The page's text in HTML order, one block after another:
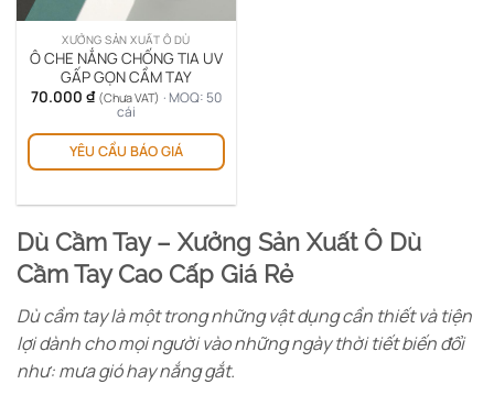
XƯỞNG SẢN XUẤT Ô DÙ
Ô CHE NẮNG CHỐNG TIA UV
GẤP GỌN CẦM TAY
70.000 ₫ (Chưa VAT) · MOQ: 50
cái
YÊU CẦU BÁO GIÁ
biến
thể.
tùy
chọn
có
thể
Dù Cầm Tay – Xưởng Sản Xuất Ô Dù
Cầm Tay Cao Cấp Giá Rẻ
Dù cầm tay là một trong những vật dụng cần thiết và tiện
lợi dành cho mọi người vào những ngày thời tiết biến đổi
như: mưa gió hay nắng gắt.